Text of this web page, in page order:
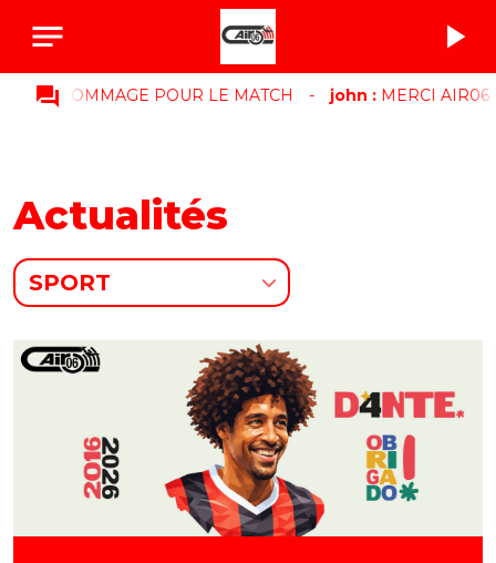
notes play_arrow
question_answer
DOMMAGE POUR LE MATCH- john :MERCI AIR06
Actualités
SPORT